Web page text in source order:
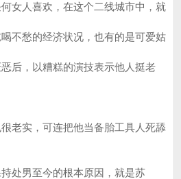
人喜欢，在这个二线城市中，就
不愁的经济状况，也有的是可爱姑
后，以糟糕的演技表示他人挺老
实，可连把他当备胎工具人死舔
男至今的根本原因，就是苏